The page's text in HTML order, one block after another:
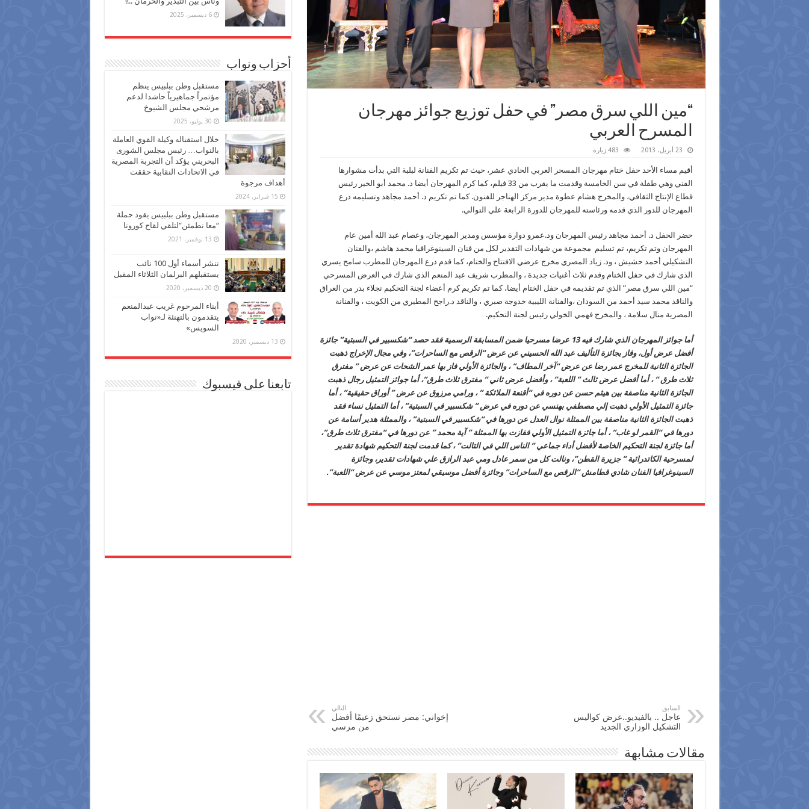
“مين اللي سرق مصر” في حفل توزيع جوائز مهرجان
المسرح العربي
23 أبريل، 2013 483 زيارة
أقيم مساء الأحد حفل ختام مهرجان المسحر العربي الحادي عشر، حيث تم تكريم الفنانة لبلبة التي بدأت مشوارها
الفني وهي طفلة في سن الخامسة وقدمت ما يقرب من 33 فيلم، كما كرم المهرجان أيضا د. محمد أبو الخير رئيس
قطاع الإنتاج الثقافي، والمخرج هشام عطوة مدير مركز الهناجر للفنون. كما تم تكريم د. أحمد مجاهد وتسليمه درع
المهرجان للدور الذي قدمه ورئاسته للمهرجان للدورة الرابعة علي التوالي.
حضر الحفل د. أحمد مجاهد رئيس المهرجان ود.عمرو دوارة مؤسس ومدير المهرجان، وعصام عبد الله أمين عام
المهرجان وتم تكريم، تم تسليم مجموعة من شهادات التقدير لكل من فنان السينوغرافيا محمد هاشم ،والفنان
التشكيلي أحمد حشيش ، ود. زياد المصري مخرج عرضي الافتتاح والختام، كما قدم درع المهرجان للمطرب سامح يسري
الذي شارك في حفل الختام وقدم ثلاث أغنيات جديدة ، والمطرب شريف عبد المنعم الذي شارك في العرض المسرحي
“مين اللي سرق مصر” الذي تم تقديمه في حفل الختام أيضا، كما تم تكريم كرم أعضاء لجنة التحكيم نجلاء بدر من العراق
والناقد محمد سيد أحمد من السودان ،والفنانة الليبية خدوجة صبري ، والناقد د.راجح المطيري من الكويت ، والفنانة
المصرية منال سلامة ، والمخرج فهمي الخولي رئيس لجنة التحكيم.
أما جوائز المهرجان الذي شارك فيه 13 عرضا مسرحيا ضمن المسابقة الرسمية فقد حصد “شكسبير في السبتية” جائزة
أفضل عرض أول، وفاز بجائزة التأليف عبد الله الحسيني عن عرض “الرقص مع الساحرات”، وفي مجال الإخراج ذهبت
الجائزة الثانية للمخرج عمر رضا عن عرض “آخر المطاف” ، والجائزة الأولي فاز بها عمر الشحات عن عرض ” مفترق
ثلاث طرق ” ، أما أفضل عرض ثالث ” اللعبة” ، وأفضل عرض ثاني ” مفترق ثلاث طرق”، أما جوائز التمثيل رجال ذهبت
الجائزة الثانية مناصفة بين هيثم حسن عن دوره في “أقنعة الملائكة ” ، ورامي مرزوق عن عرض ” أوراق حقيقية” ، أما
جائزة التمثيل الأولي ذهبت إلي مصطفي بهنسي عن دوره في عرض ” شكسبير في السبتية” ، أما التمثيل نساء فقد
ذهبت الجائزة الثانية مناصفة بين الممثلة نوال العدل عن دورها في “شكسبير في السبتية” ، والممثلة هدير أسامة عن
دورها في “القمر لو غاب” ، أما جائزة التمثيل الأولي ففازت بها الممثلة ” آية محمد ” عن دورها في “مفترق ثلاث طرق”،
أما جائزة لجنة التحكيم الخاصة لأفضل أداء جماعي ” الناس اللي في التالت” ، كما قدمت لجنة التحكيم شهادة تقدير
لمسرحية الكاتدرائية ” جزيرة القطن”، ونالت كل من سمر عادل ومي عبد الرازق علي شهادات تقدير، وجائزة
السينوغرافيا الفنان شادي قطامش “الرقص مع الساحرات” وجائزة أفضل موسيقي لمعتز موسي عن عرض “اللعبة”.
السابق
عاجل .. بالفيديو..عرض كواليس
التشكيل الوزاري الجديد
التالي
إخواني: مصر تستحق زعيمًا أفضل
من مرسي
مقالات مشابهة
6 ديسمبر، 2025
أحزاب ونواب
مستقبل وطن ببلبيس ينظم
مؤتمراً جماهيرياً حاشدا لدعم
مرشحي مجلس الشيوخ
30 يوليو، 2025
خلال استقباله وكيلة القوي العاملة
بالنواب… رئيس مجلس الشورى
البحريني يؤكد أن التجربة المصرية
في الاتحادات النقابية حققت
أهداف مرجوة
15 فبراير، 2024
مستقبل وطن ببلبيس يقود حملة
“معا نطمئن”لتلقي لقاح كورونا
13 نوفمبر، 2021
ننشر أسماء أول 100 نائب
يستقبلهم البرلمان الثلاثاء المقبل
20 ديسمبر، 2020
أبناء المرحوم غريب عبدالمنعم
يتقدمون بالتهنئة لـ«نواب
السويس»
13 ديسمبر، 2020
تابعنا على فيسبوك